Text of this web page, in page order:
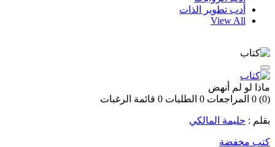
أدب تطوير الذات
View All
ماذا لو لم أنهض
(0)
0 المراجعات 0 الطلبات 0 قائمة الرغبات
بقلم : حليمة المالكي
كتب مخفضة